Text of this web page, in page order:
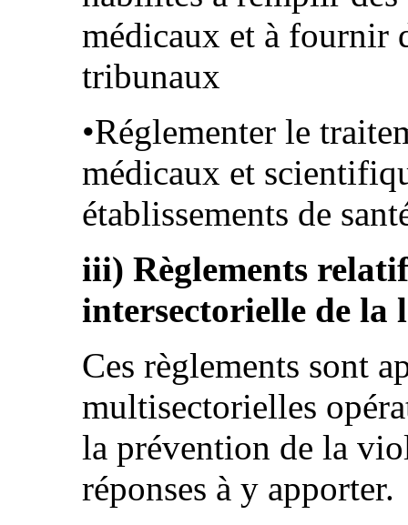
médicaux et à fournir
tribunaux
•Réglementer le
médicaux et
établissements de
iii) Règlements
intersectorielle de la
Ces règlements sont
multisectorielles
la prévention de la
réponses à y apporter.